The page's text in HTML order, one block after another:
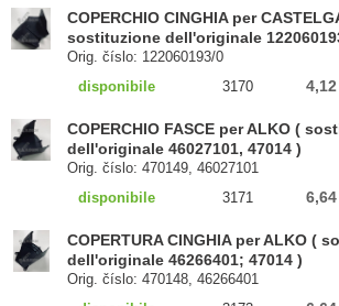
COPERCHIO CINGHIA per
sostituzione dell'originale
Orig. číslo: 122060193/0
disponibile
3170
COPERCHIO FASCE per ALKO (
dell'originale 46027101, 47014 )
Orig. číslo: 470149, 46027101
disponibile
3171
COPERTURA CINGHIA per ALKO (
dell'originale 46266401; 47014 )
Orig. číslo: 470148, 46266401